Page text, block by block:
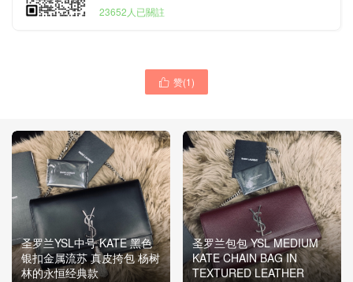
23652人已關註
 赞(1)
圣罗兰YSL中号 KATE 黑色
银扣金属流苏 真皮挎包 杨树
林的永恒经典款
圣罗兰包包 YSL MEDIUM
KATE CHAIN BAG IN
TEXTURED LEATHER